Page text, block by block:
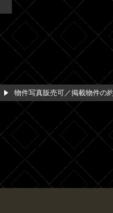
物件写真販売可／掲載物件の